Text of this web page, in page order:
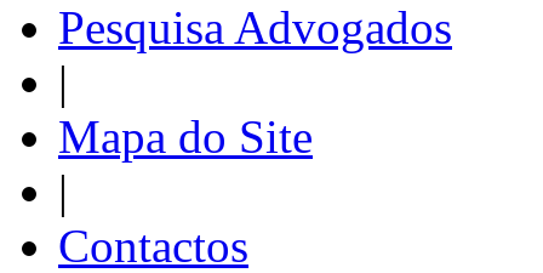
Pesquisa Advogados
|
Mapa do Site
|
Contactos